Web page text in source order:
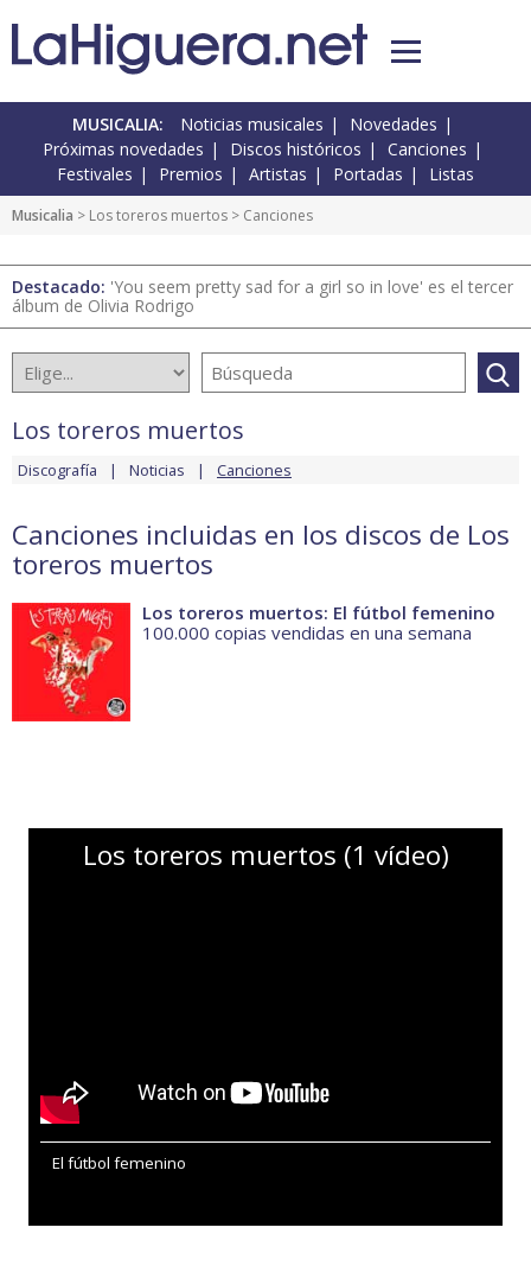
MUSICALIA: Noticias musicales
Novedades
Próximas novedades
Discos históricos
Canciones
Festivales
Premios Artistas Portadas Listas
Musicalia > Los toreros muertos > Canciones
Destacado: 'You seem pretty sad for a girl so in love' es el tercer
álbum de Olivia Rodrigo
Los toreros muertos
Discografía Noticias Canciones
Canciones incluidas en los discos de Los
toreros muertos
Los toreros muertos: El fútbol femenino
100.000 copias vendidas en una semana
Los toreros muertos (1 vídeo)
El fútbol femenino